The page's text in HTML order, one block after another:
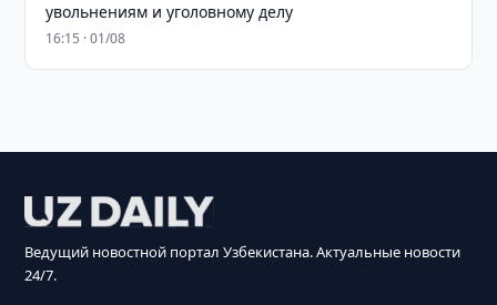
увольнениям и уголовному делу
16:15 · 01/08
Ведущий новостной портал Узбекистана. Актуальные новости
24/7.